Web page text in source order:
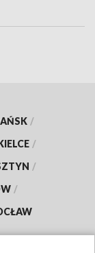
/
KIELCE /
/
/